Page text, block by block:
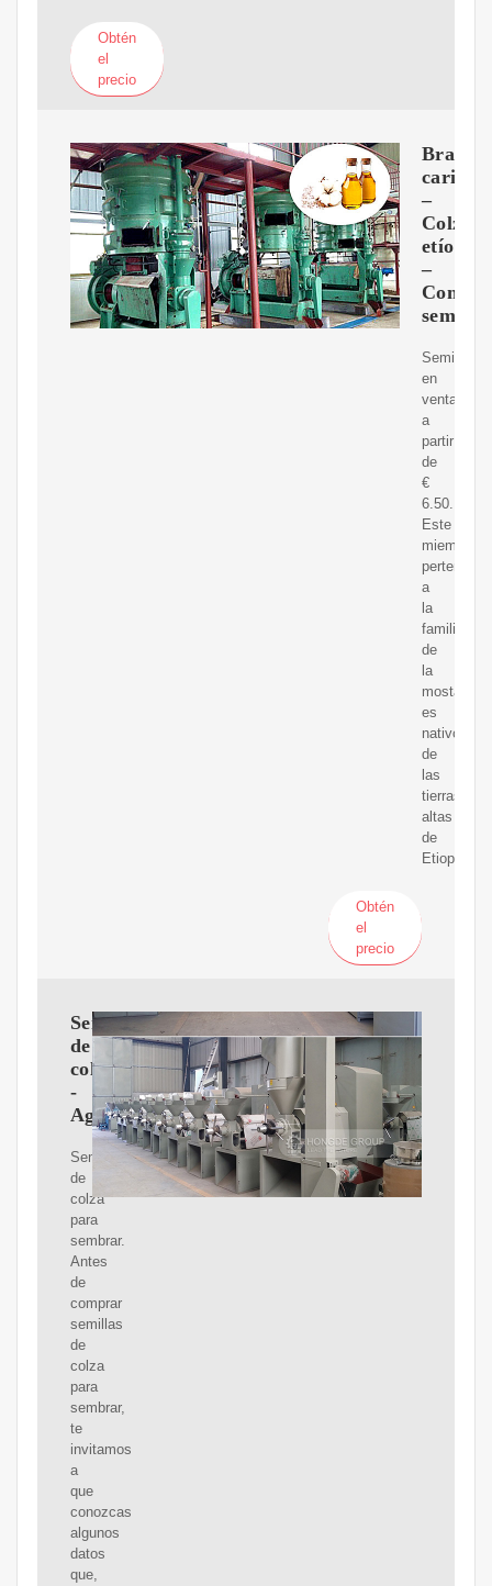
Obtén
el
precio
–
Colza
etíope
–
semillas
Semillas
en
venta
a
partir
de
€
6.50.
Este
miembro
a
la
familia
de
la
mostaza
es
nativo
de
las
tierras
altas
de
Etiopia...
Obtén
el
precio
Semilla
de
colza
-
Agricola21
Semillas
de
colza
para
sembrar.
Antes
de
comprar
semillas
de
colza
para
sembrar,
te
invitamos
a
que
conozcas
algunos
datos
que,